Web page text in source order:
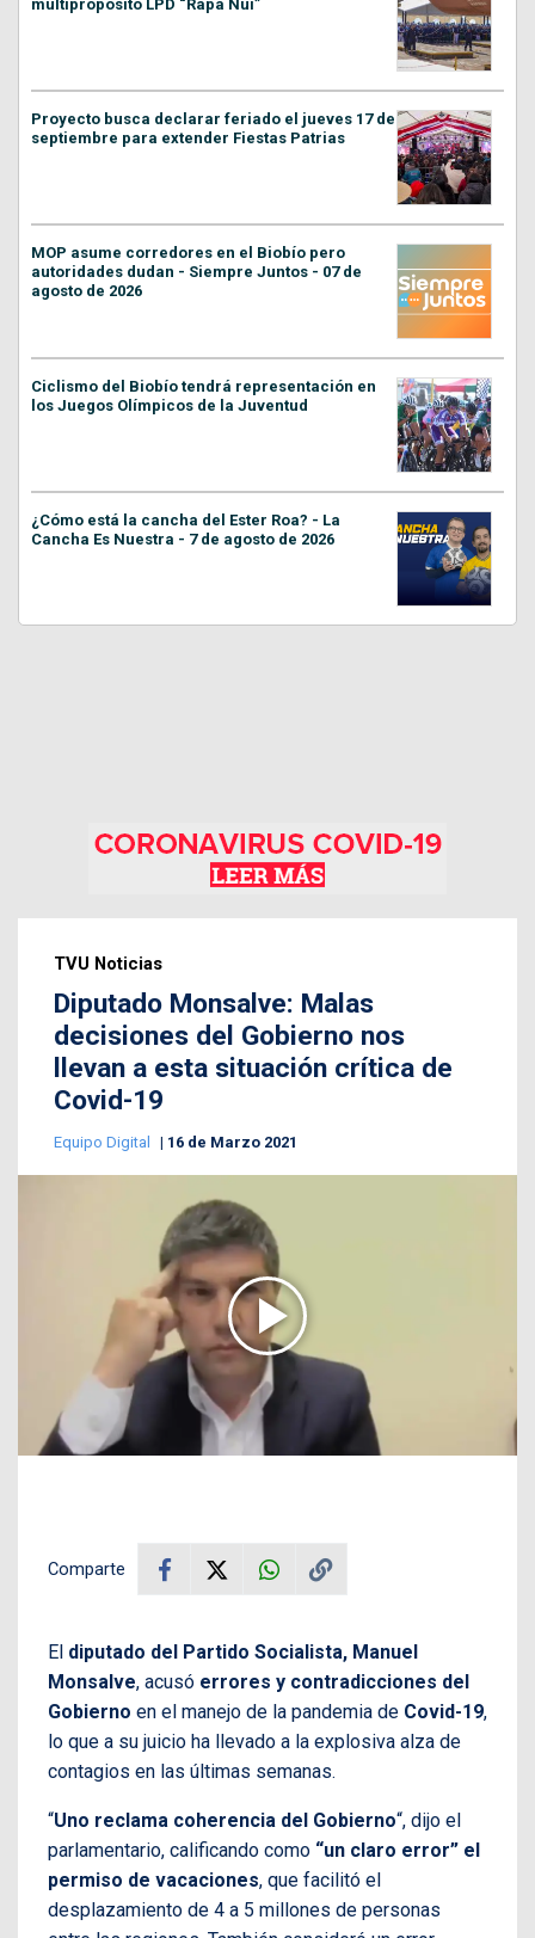
multipropósito LPD “Rapa Nui”
Proyecto busca declarar feriado el jueves 17 de
septiembre para extender Fiestas Patrias
MOP asume corredores en el Biobío pero
autoridades dudan - Siempre Juntos - 07 de
agosto de 2026
Ciclismo del Biobío tendrá representación en
los Juegos Olímpicos de la Juventud
¿Cómo está la cancha del Ester Roa? - La
Cancha Es Nuestra - 7 de agosto de 2026
TVU Noticias
Diputado Monsalve: Malas
decisiones del Gobierno nos
llevan a esta situación crítica de
Covid-19
Equipo Digital 16 de Marzo 2021
Comparte
El diputado del Partido Socialista, Manuel
Monsalve, acusó errores y contradicciones del
Gobierno en el manejo de la pandemia de Covid-19,
lo que a su juicio ha llevado a la explosiva alza de
contagios en las últimas semanas.
“Uno reclama coherencia del Gobierno“, dijo el
parlamentario, calificando como “un claro error” el
permiso de vacaciones, que facilitó el
desplazamiento de 4 a 5 millones de personas